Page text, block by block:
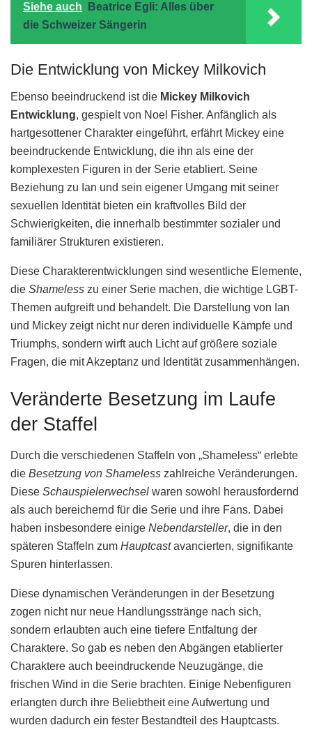
Siehe auch
Beatrice Egli: Alles über
die Schweizer Sängerin
Die Entwicklung von Mickey Milkovich
Ebenso beeindruckend ist die Mickey Milkovich
Entwicklung, gespielt von Noel Fisher. Anfänglich als
hartgesottener Charakter eingeführt, erfährt Mickey eine
beeindruckende Entwicklung, die ihn als eine der
komplexesten Figuren in der Serie etabliert. Seine
Beziehung zu Ian und sein eigener Umgang mit seiner
sexuellen Identität bieten ein kraftvolles Bild der
Schwierigkeiten, die innerhalb bestimmter sozialer und
familiärer Strukturen existieren.
Diese Charakterentwicklungen sind wesentliche Elemente,
die Shameless zu einer Serie machen, die wichtige LGBT-
Themen aufgreift und behandelt. Die Darstellung von Ian
und Mickey zeigt nicht nur deren individuelle Kämpfe und
Triumphs, sondern wirft auch Licht auf größere soziale
Fragen, die mit Akzeptanz und Identität zusammenhängen.
Veränderte Besetzung im Laufe
der Staffel
Durch die verschiedenen Staffeln von „Shameless“ erlebte
die Besetzung von Shameless zahlreiche Veränderungen.
Diese Schauspielerwechsel waren sowohl herausfordernd
als auch bereichernd für die Serie und ihre Fans. Dabei
haben insbesondere einige Nebendarsteller, die in den
späteren Staffeln zum Hauptcastavancierten, signifikante
Spuren hinterlassen.
Diese dynamischen Veränderungen in der Besetzung
zogen nicht nur neue Handlungsstränge nach sich,
sondern erlaubten auch eine tiefere Entfaltung der
Charaktere. So gab es neben den Abgängen etablierter
Charaktere auch beeindruckende Neuzugänge, die
frischen Wind in die Serie brachten. Einige Nebenfiguren
erlangten durch ihre Beliebtheit eine Aufwertung und
wurden dadurch ein fester Bestandteil des Hauptcasts.